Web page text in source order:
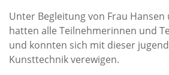
Unter Begleitung von Frau
hatten alle Teilnehmerinnen und
und konnten sich mit dieser
Kunsttechnik verewigen.